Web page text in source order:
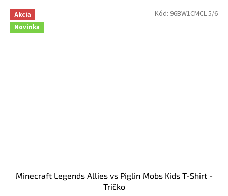
Akcia
Novinka
Minecraft Legends Allies vs Piglin Mobs Kids T-Shirt -
Tričko
Kód: 96BW1CMCL-5/6